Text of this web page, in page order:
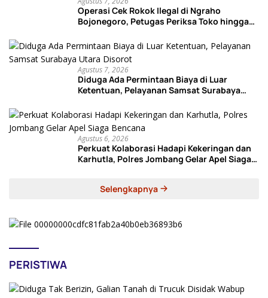
Operasi Cek Rokok Ilegal di Ngraho
Bojonegoro, Petugas Periksa Toko hingga
Agustus 7, 2026
Diduga Ada Permintaan Biaya di Luar
Ketentuan, Pelayanan Samsat Surabaya
Agustus 6, 2026
Perkuat Kolaborasi Hadapi Kekeringan dan
Karhutla, Polres Jombang Gelar Apel Siaga
Selengkapnya
PERISTIWA